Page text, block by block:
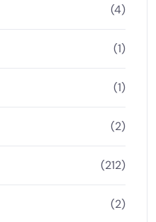
(4)
(1)
(1)
(2)
(212)
(2)